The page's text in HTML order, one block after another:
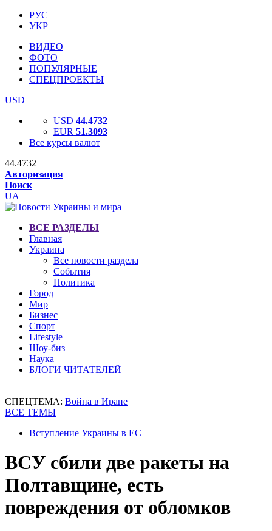
РУС
УКР
ВИДЕО
ФОТО
ПОПУЛЯРНЫЕ
СПЕЦПРОЕКТЫ
USD
USD 44.4732
EUR 51.3093
Все курсы валют
44.4732
Авторизация
Поиск
UA
ВСЕ РАЗДЕЛЫ
Главная
Украина
Все новости раздела
События
Политика
Город
Мир
Бизнес
Спорт
Lifestyle
Шоу-биз
Наука
БЛОГИ ЧИТАТЕЛЕЙ
СПЕЦТЕМА: Война в Иране
ВСЕ ТЕМЫ
Вступление Украины в ЕС
ВСУ сбили две ракеты на
Полтавщине, есть
повреждения от обломков